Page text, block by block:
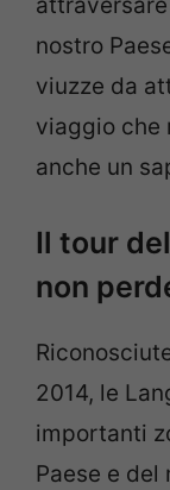
nostro
viuzze da
viaggio che
anche un
Il tour
non
2014, le
importanti
Paese e del